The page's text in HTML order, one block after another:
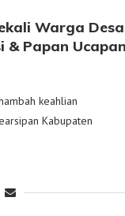
Warga Desa
& Papan
keahlian
Kabupaten